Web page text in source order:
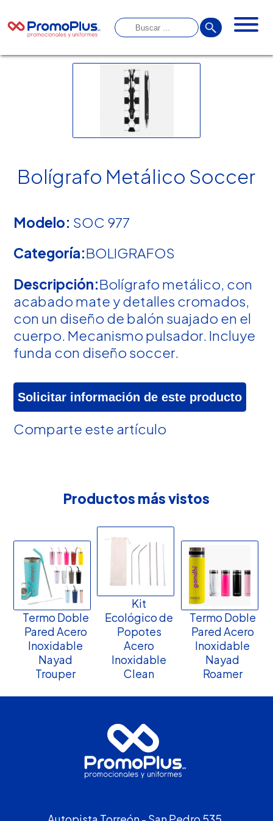
Bolígrafo Metálico Soccer
Modelo: SOC 977
Categoría:BOLIGRAFOS
Descripción:Bolígrafo metálico, con
acabado mate y detalles cromados,
con un diseño de balón suajado en el
cuerpo. Mecanismo pulsador. Incluye
funda con diseño soccer.
Solicitar información de este producto
Comparte este artículo
Productos más vistos
Termo Doble
Pared Acero
Inoxidable
Nayad
Trouper
Kit
Ecológico de
Popotes
Acero
Inoxidable
Clean
Termo Doble
Pared Acero
Inoxidable
Nayad
Roamer